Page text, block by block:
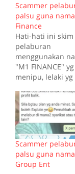
Scammer
palsu guna
Finance
Hati-hati ini skim
pelaburan
menggunakan
"M1 FINANCE" yg
menipu, lelaki yg
mendakwa dia
syarikat M1
menipu,
no.wasap
0172517674
utk merperdaya
ramai, jangan
*Cara untuk join
Scammer
palsu guna
Group Ent